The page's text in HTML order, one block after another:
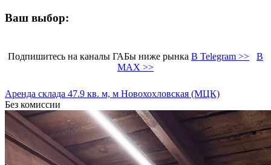
Ваш выбор:
Подпишитесь на каналы ГАБы ниже рынка В Telegram >>
В
MAX >>
Аренда склада 47.9 кв. м, м Новохохловская (МЦК)
Без комиссии